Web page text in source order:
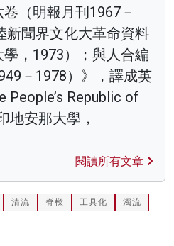
（明報月刊1967－
新聞界文化大革命資料
，1973）；與人合編
－1978）》，譯成英
People’s Republic of
地安那大學，
閱讀所有文章
清流 脊樑 工具化
濁流